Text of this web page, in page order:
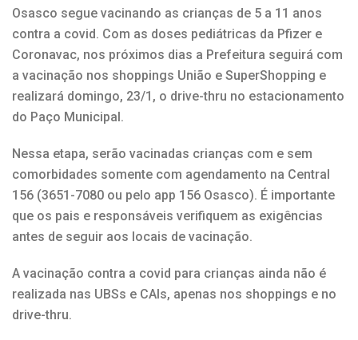
Osasco segue vacinando as crianças de 5 a 11 anos
contra a covid. Com as doses pediátricas da Pfizer e
Coronavac, nos próximos dias a Prefeitura seguirá com
a vacinação nos shoppings União e SuperShopping e
realizará domingo, 23/1, o drive-thru no estacionamento
do Paço Municipal.
Nessa etapa, serão vacinadas crianças com e sem
comorbidades somente com agendamento na Central
156 (3651-7080 ou pelo app 156 Osasco). É importante
que os pais e responsáveis verifiquem as exigências
antes de seguir aos locais de vacinação.
A vacinação contra a covid para crianças ainda não é
realizada nas UBSs e CAIs, apenas nos shoppings e no
drive-thru.